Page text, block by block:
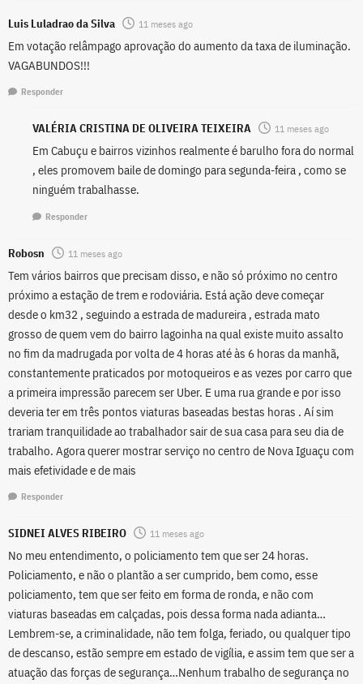
Luis Luladrao da Silva 11 meses ago
Em votação relâmpago aprovação do aumento da taxa de iluminação.
VAGABUNDOS!!!
Responder
VALÉRIA CRISTINA DE OLIVEIRA TEIXEIRA 11 meses ago
Em Cabuçu e bairros vizinhos realmente é barulho fora do normal
, eles promovem baile de domingo para segunda-feira , como se
ninguém trabalhasse.
Responder
Robosn 11 meses ago
Tem vários bairros que precisam disso, e não só próximo no centro
próximo a estação de trem e rodoviária. Está ação deve começar
desde o km32 , seguindo a estrada de madureira , estrada mato
grosso de quem vem do bairro lagoinha na qual existe muito assalto
no fim da madrugada por volta de 4 horas até às 6 horas da manhã,
constantemente praticados por motoqueiros e as vezes por carro que
a primeira impressão parecem ser Uber. E uma rua grande e por isso
deveria ter em três pontos viaturas baseadas bestas horas . Aí sim
trariam tranquilidade ao trabalhador sair de sua casa para seu dia de
trabalho. Agora querer mostrar serviço no centro de Nova Iguaçu com
mais efetividade e de mais
Responder
SIDNEI ALVES RIBEIRO 11 meses ago
No meu entendimento, o policiamento tem que ser 24 horas.
Policiamento, e não o plantão a ser cumprido, bem como, esse
policiamento, tem que ser feito em forma de ronda, e não com
viaturas baseadas em calçadas, pois dessa forma nada adianta…
Lembrem-se, a criminalidade, não tem folga, feriado, ou qualquer tipo
de descanso, estão sempre em estado de vigília, e assim tem que ser a
atuação das forças de segurança…Nenhum trabalho de segurança no